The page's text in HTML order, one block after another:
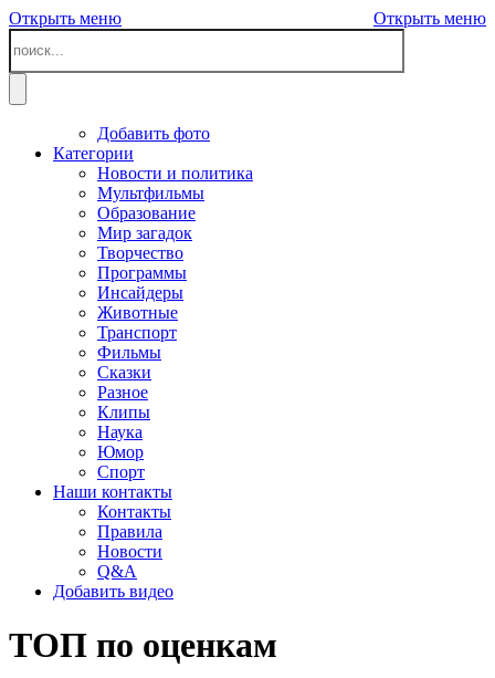
Открыть меню Открыть меню
Добавить фото
Категории
Новости и политика
Мультфильмы
Образование
Мир загадок
Творчество
Программы
Инсайдеры
Животные
Транспорт
Фильмы
Сказки
Разное
Клипы
Наука
Юмор
Спорт
Наши контакты
Контакты
Правила
Новости
Q&A
Добавить видео
ТОП по оценкам